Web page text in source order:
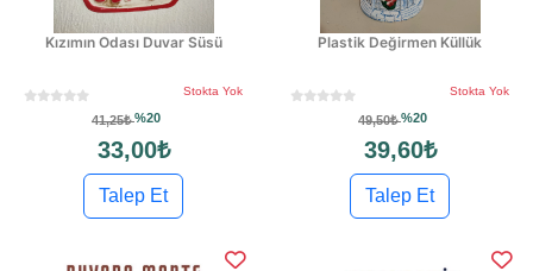
Kızımın Odası Duvar Süsü
Stokta Yok
41,25₺%20
33,00₺
Talep Et
Plastik Değirmen Küllük
Stokta Yok
49,50₺%20
39,60₺
Talep Et